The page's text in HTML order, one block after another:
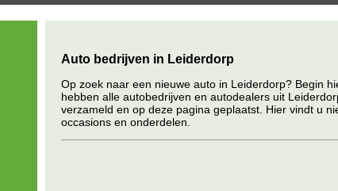
Auto bedrijven in Leiderdorp
Op zoek naar een nieuwe auto in Leiderdorp? Begin
hebben alle autobedrijven en autodealers uit
verzameld en op deze pagina geplaatst. Hier vindt u
occasions en onderdelen.